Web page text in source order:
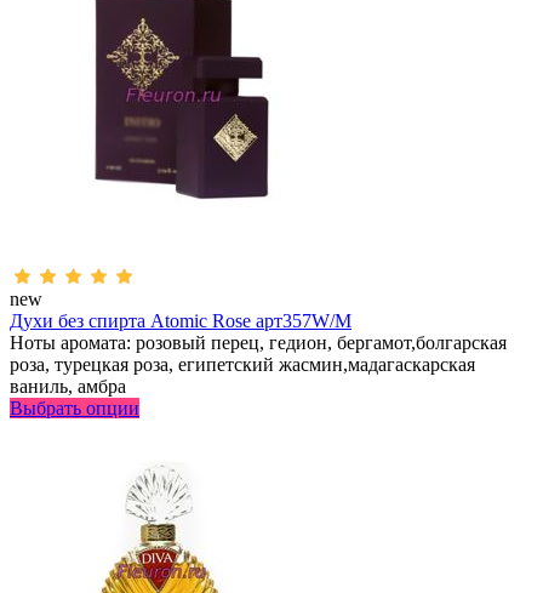
new
Духи без спирта Atomic Rose арт357W/M
Ноты аромата: розовый перец, гедион, бергамот,болгарская
роза, турецкая роза, египетский жасмин,мадагаскарская
ваниль, амбра
Выбрать опции